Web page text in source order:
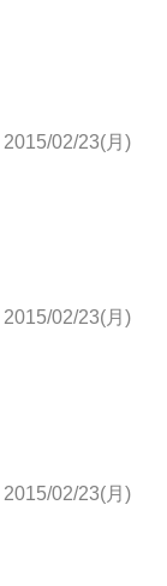
2015/02/23(月)
2015/02/23(月)
2015/02/23(月)